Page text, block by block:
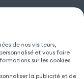
de nos visiteurs,
et vous faire
sur les cookies
la publicité et de